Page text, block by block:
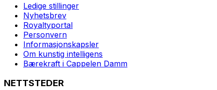
Ledige stillinger
Nyhetsbrev
Royaltyportal
Personvern
Informasjonskapsler
Om kunstig intelligens
Bærekraft i Cappelen Damm
NETTSTEDER